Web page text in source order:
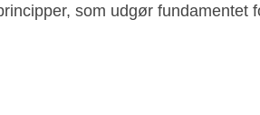
som udgør fundamentet